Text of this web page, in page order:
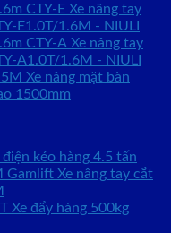
Xe nâng tay
E1.0T/1.6M - NIULI
Xe nâng tay
A1.0T/1.6M - NIULI
Xe nâng mặt bàn
1500mm
điện kéo hàng 4.5 tấn
Xe nâng tay cắt
Xe đẩy hàng 500kg